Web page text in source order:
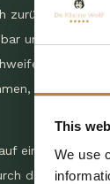
This
We use
zurück,
und lassen
Oder wie
um die
eine
die herrliche